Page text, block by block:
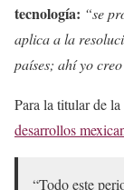
tecnología: “se
aplica a la
países; ahí yo
Para la titular de
desarrollos
“Todo este